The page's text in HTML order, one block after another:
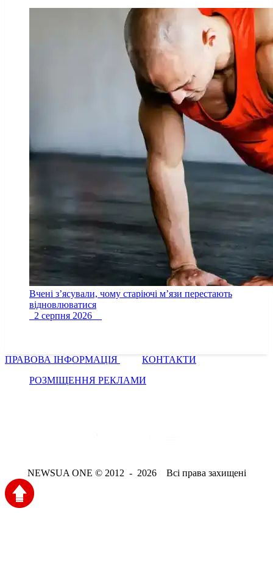
Вчені з’ясували, чому старіючі м’язи перестають
відновлюватися
2 серпня 2026
ПРАВОВА ІНФОРМАЦІЯ
КОНТАКТИ
РОЗМІЩЕННЯ РЕКЛАМИ
NEWSUA ONE © 2012 - 2026 Всі права захищені